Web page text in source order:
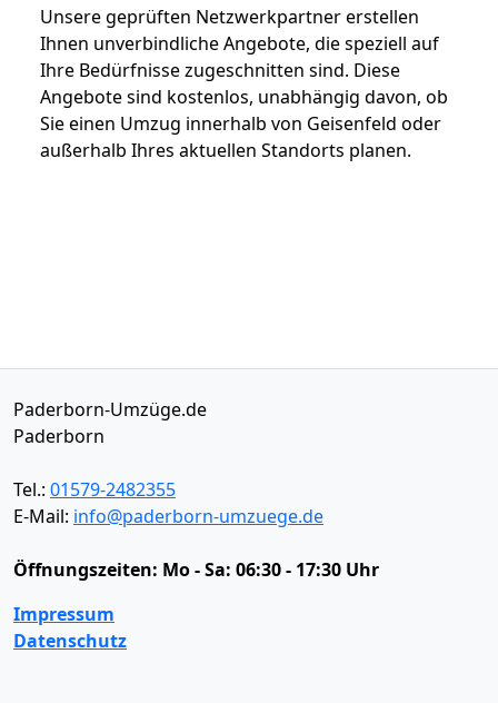
Unsere geprüften Netzwerkpartner erstellen
Ihnen unverbindliche Angebote, die speziell auf
Ihre Bedürfnisse zugeschnitten sind. Diese
Angebote sind kostenlos, unabhängig davon, ob
Sie einen Umzug innerhalb von Geisenfeld oder
außerhalb Ihres aktuellen Standorts planen.
Paderborn-Umzüge.de
Paderborn
Tel.: 01579-2482355
E-Mail: info@paderborn-umzuege.de
Öffnungszeiten: Mo - Sa: 06:30 - 17:30 Uhr
Impressum
Datenschutz